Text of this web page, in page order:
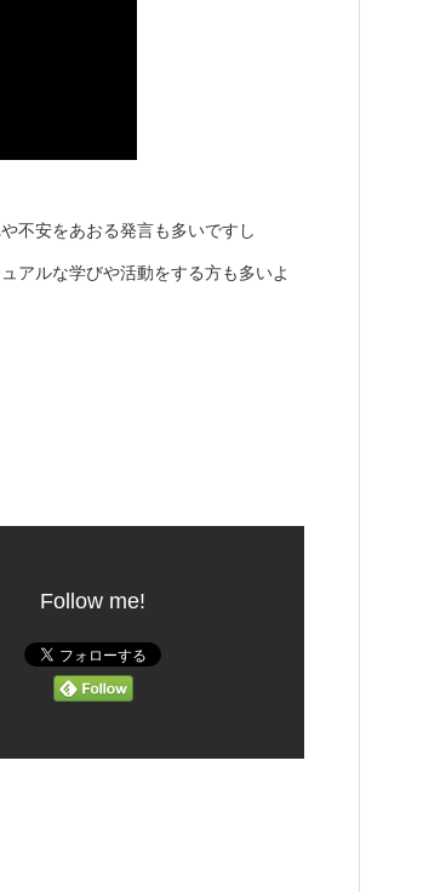
不安をあおる発言も多いですし
アルな学びや活動をする方も多いよ
Follow me!